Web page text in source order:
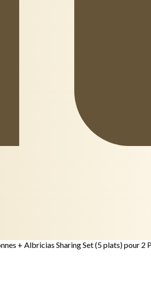
+ Albricias Sharing Set (5 plats) pour 2